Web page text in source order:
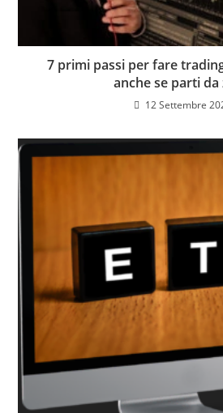
7 primi passi per fare
anche se parti da
12 Settembre